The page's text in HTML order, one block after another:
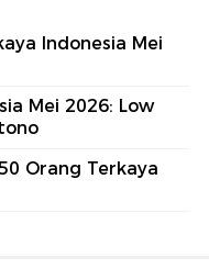
Indonesia Mei
Mei 2026: Low
Orang Terkaya